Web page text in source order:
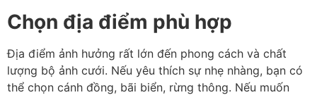
Chọn địa điểm phù hợp
Địa điểm ảnh hưởng rất lớn đến phong cách và chất
lượng bộ ảnh cưới. Nếu yêu thích sự nhẹ nhàng, bạn có
thể chọn cánh đồng, bãi biển, rừng thông. Nếu muốn